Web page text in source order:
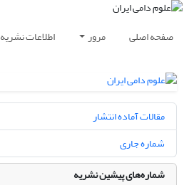
صفحه اصلی مرور اطلاعات نشریه
مقالات آماده انتشار
شماره جاری
شماره‌های پیشین نشریه